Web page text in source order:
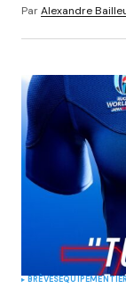
ParAlexandre
BRÈVES